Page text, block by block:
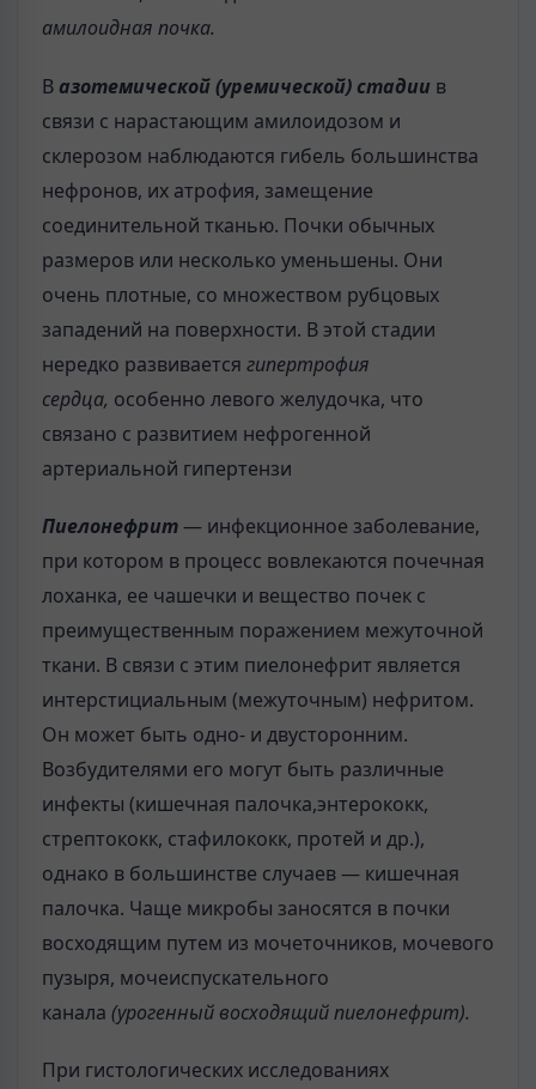
амилоидная почка.
В азотемической (уремической) стадии в
связи с нарастающим амилоидозом и
склерозом наблюдаются гибель большинства
нефронов, их атрофия, замещение
соединительной тканью. Почки обычных
размеров или несколько уменьшены. Они
очень плотные, со множеством рубцовых
западений на поверхности. В этой стадии
нередко развивается гипертрофия
сердца, особенно левого желудочка, что
связано с развитием нефрогенной
артериальной гипертензи
Пиелонефрит— инфекционное заболевание,
при котором в процесс вовлекаются почечная
лоханка, ее чашечки и вещество почек с
преимущественным поражением межуточной
ткани. В связи с этим пиелонефрит является
интерстициальным (межуточным) нефритом.
Он может быть одно- и двусторонним.
Возбудителями его могут быть различные
инфекты (кишечная палочка,энтерококк,
стрептококк, стафилококк, протей и др.),
однако в большинстве случаев — кишечная
палочка. Чаще микробы заносятся в почки
восходящим путем из мочеточников, мочевого
пузыря, мочеиспускательного
канала (урогенный восходящий пиелонефрит).
При гистологических исследованиях